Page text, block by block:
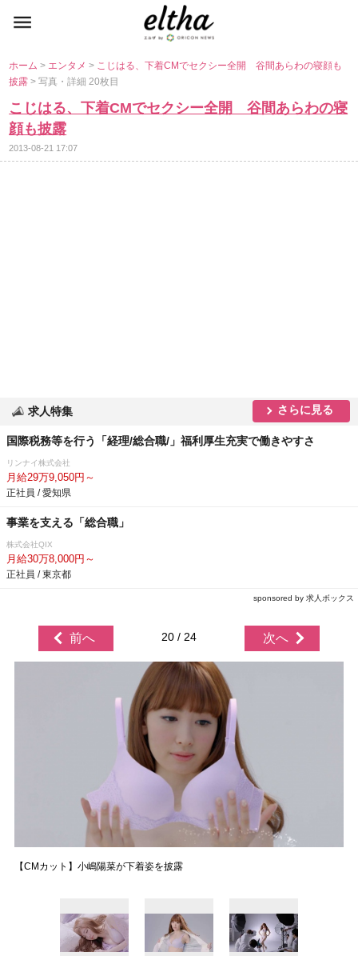
ホーム> エンタメ> こじはる、下着CMでセクシー全開 谷間あらわの寝顔も
披露> 写真・詳細 20枚目
こじはる、下着CMでセクシー全開 谷間あらわの寝
顔も披露
2013-08-21 17:07
求人特集 さらに見る
国際税務等を行う「経理/総合職/」福利厚生充実で働きやすさ
リンナイ株式会社
月給29万9,050円～
正社員 / 愛知県
事業を支える「総合職」
株式会社QIX
月給30万8,000円～
正社員 / 東京都
sponsored by 求人ボックス
前へ 20 / 24 次へ
【CMカット】小嶋陽菜が下着姿を披露